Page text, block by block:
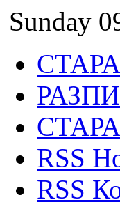
Sunday
RSS
RSS